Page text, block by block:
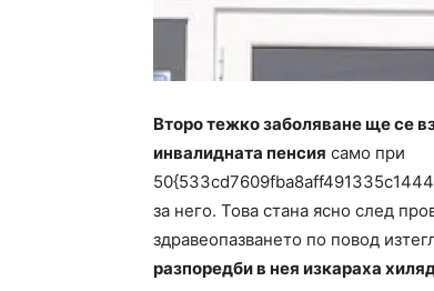
Второ тежко заболяване ще се
инвалидната пенсия само при
за него. Това стана ясно след
здравеопазването по повод
разпоредби в нея изкараха